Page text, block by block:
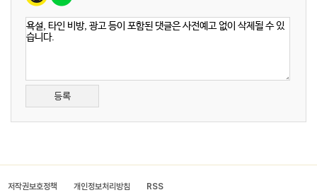
등록
저작권보호정책 개인정보처리방침 RSS